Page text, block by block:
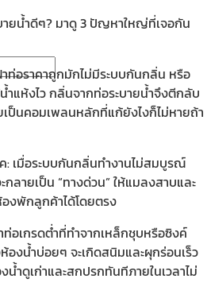
ยน้ำดีๆ? มาดู 3 ปัญหาใหญ่ที่เจอกัน
ท่อราคาถูกมักไม่มีระบบกันกลิ่น หรือ
แห้งไว กลิ่นจากท่อระบายน้ำจึงตีกลับ
ป็นคอมเพลนหลักที่แก้ยังไงก็ไม่หายถ้า
: เมื่อระบบกันกลิ่นทำงานไม่สมบูรณ์
กลายเป็น “ทางด่วน” ให้แมลงสาบและ
งพักลูกค้าได้โดยตรง
อเกรดต่ำที่ทำจากเหล็กชุบหรือซิงค์
องน้ำบ่อยๆ จะเกิดสนิมและผุกร่อนเร็ว
ำดูเก่าและสกปรกทันทีภายในเวลาไม่